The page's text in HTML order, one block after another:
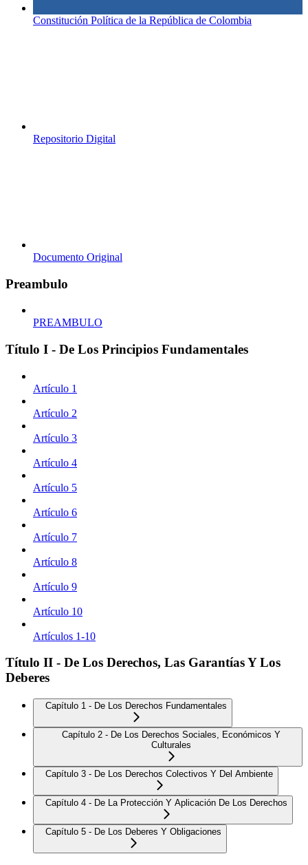
Constitución Política de la República de Colombia
Repositorio Digital
Documento Original
Preambulo
PREAMBULO
Título I - De Los Principios Fundamentales
Artículo 1
Artículo 2
Artículo 3
Artículo 4
Artículo 5
Artículo 6
Artículo 7
Artículo 8
Artículo 9
Artículo 10
Artículos 1-10
Título II - De Los Derechos, Las Garantías Y Los
Deberes
Capítulo 1 - De Los Derechos Fundamentales
Capítulo 2 - De Los Derechos Sociales, Económicos Y
Culturales
Capítulo 3 - De Los Derechos Colectivos Y Del Ambiente
Capítulo 4 - De La Protección Y Aplicación De Los Derechos
Capítulo 5 - De Los Deberes Y Obligaciones